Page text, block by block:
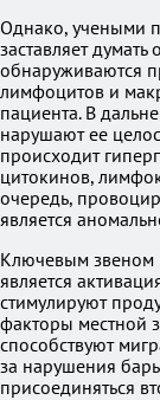
Однако, учеными
заставляет
обнаруживаются
лимфоцитов и
пациента. В
нарушают ее
происходит
цитокинов,
очередь,
является
Ключевым звеном
является
стимулируют
факторы местной
способствуют
за нарушения
присоединяться